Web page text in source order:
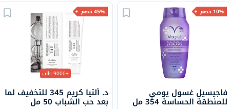
10% خصم
فاجيسيل غسول يومي
للمنطقة الحساسة 354 مل
45% خصم
+9000 طلب
د. ألتيا كريم 345 للتخفيف لما
بعد حب الشباب 50 مل